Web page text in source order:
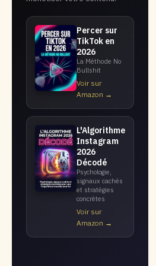
Percer sur
TikTok en
2026
La Méthode No
Bullshit
Voir sur
Amazon →
L'Algorithme
Instagram
2026
Décodé
Psychologie,
signaux cachés
et stratégies
concrètes
Voir sur
Amazon →